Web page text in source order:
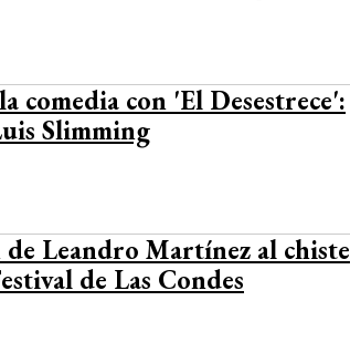
comedia con 'El Desestrece':
Slimming
Leandro Martínez al chiste
de Las Condes